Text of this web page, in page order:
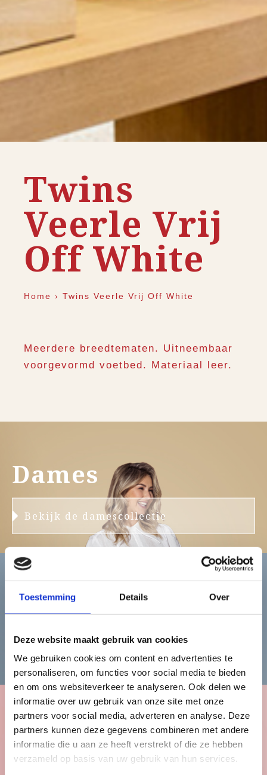
Toestemming Details Over
Deze website maakt gebruik van cookies
We gebruiken cookies om content en advertenties te
personaliseren, om functies voor social media te bieden
en om ons websiteverkeer te analyseren. Ook delen we
informatie over uw gebruik van onze site met onze
partners voor social media, adverteren en analyse. Deze
partners kunnen deze gegevens combineren met andere
informatie die u aan ze heeft verstrekt of die ze hebben
verzameld op basis van uw gebruik van hun services.
Twins
Veerle Vrij
Off White
Home › Twins Veerle Vrij Off White
Meerdere breedtematen. Uitneembaar
voorgevormd voetbed. Materiaal leer.
Dames
Bekijk de damescollectie
Heren
Bekijk de herencollectie
Kinderen